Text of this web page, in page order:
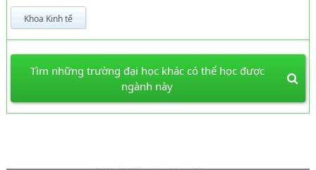
Khoa Kinh tế
Tìm những trường đại học khác có thể học được
ngành này